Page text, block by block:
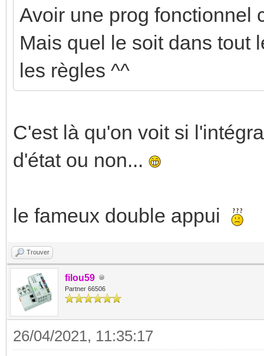
Avoir une prog fonctionnel
Mais quel le soit dans tout
les règles ^^
C'est là qu'on voit si
d'état ou non...
le fameux double appui
Trouver
filou59
Partner 66506
26/04/2021, 11:35:17